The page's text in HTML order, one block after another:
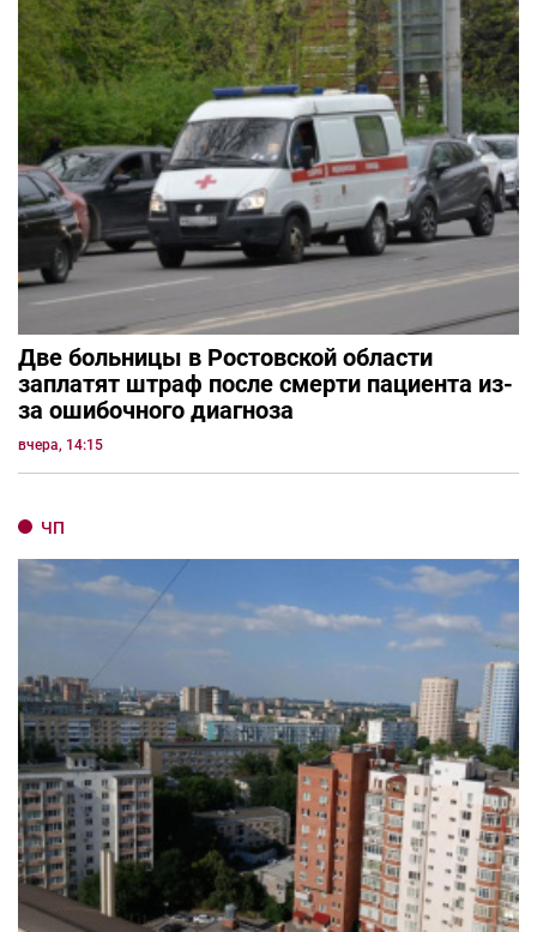
Две больницы в Ростовской области
заплатят штраф после смерти пациента из-
за ошибочного диагноза
вчера, 14:15
ЧП